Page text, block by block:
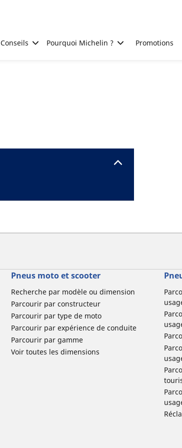
Conseils Pourquoi Michelin ? Promotions
Pneus moto et scooter
Recherche par modèle ou dimension
Parcourir par constructeur
Parcourir par type de moto
Parcourir par expérience de conduite
Parcourir par gamme
Voir toutes les dimensions